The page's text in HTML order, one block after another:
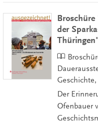
der
Thüringen"
Der
Ofenbauer